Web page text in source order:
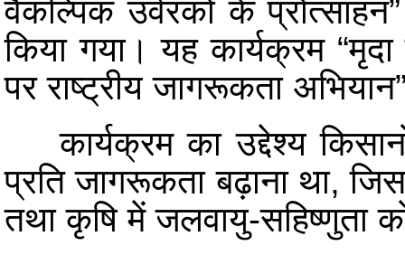
वैकल्पिक उर्वरकों के
किया गया। यह कार्यक्रम
पर राष्ट्रीय जागरूकता
कार्यक्रम का उद्देश्य
प्रति जागरूकता बढ़ाना था,
तथा कृषि में जलवायु-सहिष्णुता